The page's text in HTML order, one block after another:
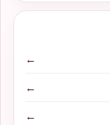
←
←
←